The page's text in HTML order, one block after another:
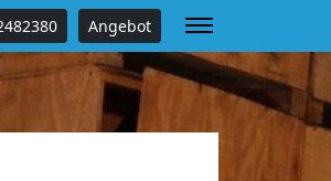
Angebot